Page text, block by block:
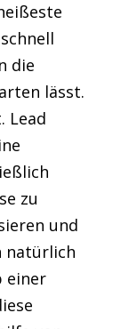
die
lässt.
Lead
zu
und
natürlich
einer